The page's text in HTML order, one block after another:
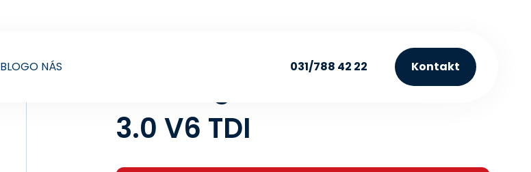
BLOGO NÁS 031/788 42 22 Kontakt
Touareg Limited Premium
3.0 V6 TDI